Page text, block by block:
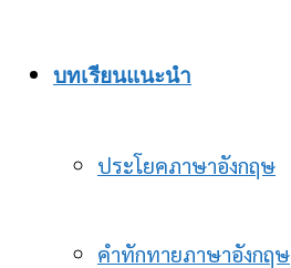
บทเรียนแนะนำ
ประโยคภาษาอังกฤษ
คำทักทายภาษาอังกฤษ